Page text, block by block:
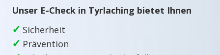
Unser E-Check in Tyrlaching bietet Ihnen
✓ Sicherheit
✓ Prävention